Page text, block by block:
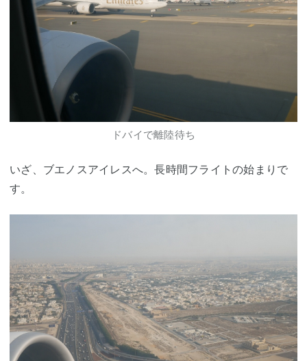
ドバイで離陸待ち
いざ、ブエノスアイレスへ。長時間フライトの始まりで
す。